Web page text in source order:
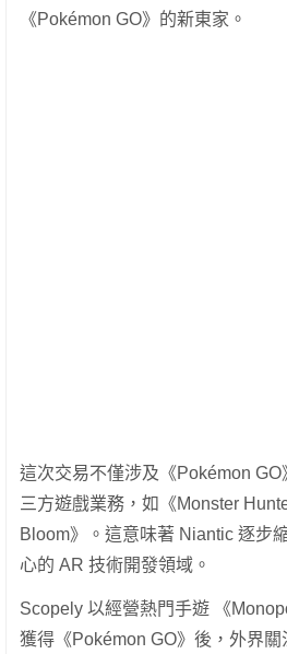
《Pokémon GO》的新東家。
這次交易不僅涉及《Pokémon
三方遊戲業務，如《Monster
Bloom》。這意味著 Niantic 逐步
心的 AR 技術開發領域。
Scopely 以經營熱門手遊 《
獲得《Pokémon GO》後，外界